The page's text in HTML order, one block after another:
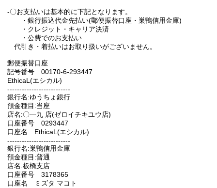
-〇お支払いは基本的に下記となります。
・銀行振込代金先払い(郵便振替口座・巣鴨信用金庫)
・クレジット・キャリア決済
・公費でのお支払い
代引き・着払いはお取り扱いがございません。
郵便振替口座
記号番号 00170-6-293447
EthicaL(エシカル)
--------------------------
銀行名:ゆうちょ銀行
預金種目:当座
店名:〇一九 店(ゼロイチキユウ店)
口座番号 0293447
口座名 EthicaL(エシカル)
--------------------------
銀行名:巣鴨信用金庫
預金種目:普通
店名:板橋支店
口座番号 3178365
口座名 ミズタ マコト